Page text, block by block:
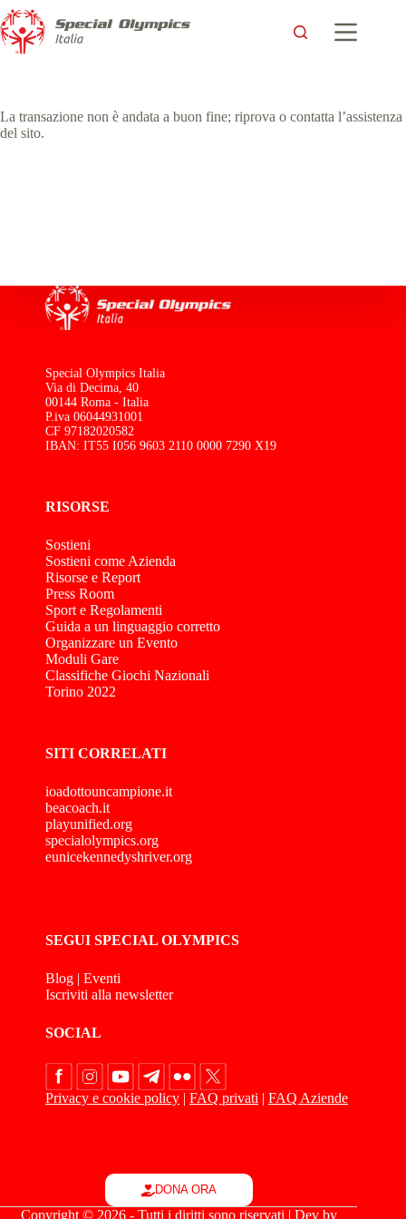
La transazione non è andata a buon fine; riprova o contatta l’assistenza
del sito.
Special Olympics Italia
Via di Decima, 40
00144 Roma - Italia
P.iva 06044931001
CF 97182020582
IBAN: IT55 I056 9603 2110 0000 7290 X19
RISORSE
Sostieni
Sostieni come Azienda
Risorse e Report
Press Room
Sport e Regolamenti
Guida a un linguaggio corretto
Organizzare un Evento
Moduli Gare
Classifiche Giochi Nazionali
Torino 2022
SITI CORRELATI
ioadottouncampione.it
beacoach.it
playunified.org
specialolympics.org
eunicekennedyshriver.org
SEGUI SPECIAL OLYMPICS
Blog | Eventi
Iscriviti alla newsletter
SOCIAL
Privacy e cookie policy | FAQ privati | FAQ Aziende
DONA ORA
Copyright © 2026 - Tutti i diritti sono riservati | Dev by